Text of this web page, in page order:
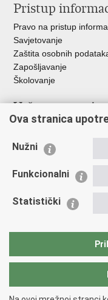
Pristup
Pravo na pristup
Savjetovanje
Zaštita osobnih
Zapošljavanje
Školovanje
Važne poveznice
Ministarstvo unutarnjih
Udruge
Policijska akademija
Zaklada policijske
Vučetić"
Ova stranica
Nužni
Funkcionalni
Statistički